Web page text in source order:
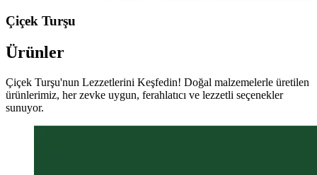
Çiçek Turşu
Ürünler
Çiçek Turşu'nun Lezzetlerini Keşfedin! Doğal malzemelerle üretilen
ürünlerimiz, her zevke uygun, ferahlatıcı ve lezzetli seçenekler
sunuyor.